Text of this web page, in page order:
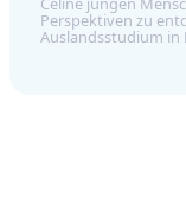
Perspektiven zu
Auslandsstudium in